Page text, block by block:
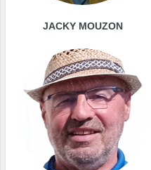
JACKY MOUZON